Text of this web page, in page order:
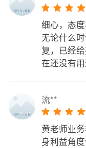
细心，态
无论什么
复，已经
在还没有
流**
黄老师业
身利益角